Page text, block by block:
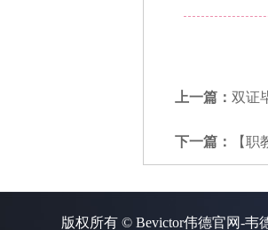
上一篇：双证
下一篇： 【
版权所有 © Bevictor伟德官网-韦